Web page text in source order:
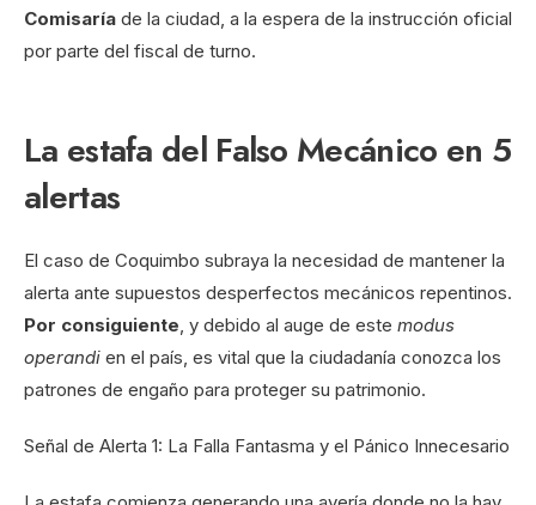
Comisaría de la ciudad, a la espera de la instrucción oficial
por parte del fiscal de turno.
La estafa del Falso Mecánico en 5
alertas
El caso de Coquimbo subraya la necesidad de mantener la
alerta ante supuestos desperfectos mecánicos repentinos.
Por consiguiente, y debido al auge de este modus
operandi en el país, es vital que la ciudadanía conozca los
patrones de engaño para proteger su patrimonio.
Señal de Alerta 1: La Falla Fantasma y el Pánico Innecesario